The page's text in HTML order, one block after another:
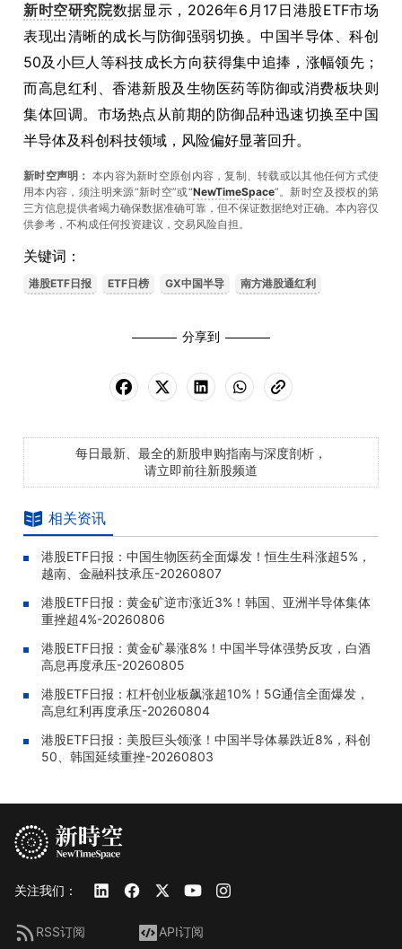
新时空研究院数据显示，2026年6月17日港股ETF市场
表现出清晰的成长与防御强弱切换。中国半导体、科创
50及小巨人等科技成长方向获得集中追捧，涨幅领先；
而高息红利、香港新股及生物医药等防御或消费板块则
集体回调。市场热点从前期的防御品种迅速切换至中国
半导体及科创科技领域，风险偏好显著回升。
新时空声明： 本内容为新时空原创内容，复制、转载或以其他任何方式使
用本内容，须注明来源“新时空”或“NewTimeSpace”。新时空及授权的第
三方信息提供者竭力确保数据准确可靠，但不保证数据绝对正确。本內容仅
供参考，不构成任何投资建议，交易风险自担。
关键词：
港股ETF日报 ETF日榜 GX中国半导 南方港股通红利
分享到
每日最新、最全的新股申购指南与深度剖析，
请立即前往新股频道
相关资讯
港股ETF日报：中国生物医药全面爆发！恒生生科涨超5%，
越南、金融科技承压-20260807
港股ETF日报：黄金矿逆市涨近3%！韩国、亚洲半导体集体
重挫超4%-20260806
港股ETF日报：黄金矿暴涨8%！中国半导体强势反攻，白酒
高息再度承压-20260805
港股ETF日报：杠杆创业板飙涨超10%！5G通信全面爆发，
高息红利再度承压-20260804
港股ETF日报：美股巨头领涨！中国半导体暴跌近8%，科创
50、韩国延续重挫-20260803
关注我们：
RSS订阅 API订阅